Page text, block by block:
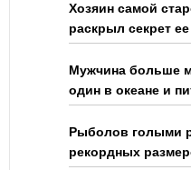
Хозяин самой
раскрыл секрет
Мужчина больше
один в океане и
Рыболов голыми
рекордных